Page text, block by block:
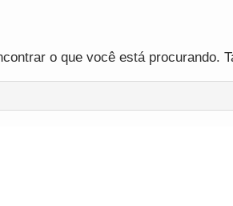
Vermelho
o que você está procurando.